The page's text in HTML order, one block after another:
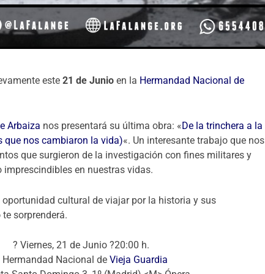
este21 de Junio en la Hermandad Nacional de
Arbaiza nos presentará su última obra: «De la trinchera a la
que nos cambiaron la vida)«. Un interesante trabajo que nos
que surgieron de la investigación con fines militares y
en nuestras vidas.
oportunidad cultural de viajar por la historia y sus
sorprenderá.
? Viernes, 21 de Junio ?20:00 h.
Hermandad Nacional de Vieja Guardia